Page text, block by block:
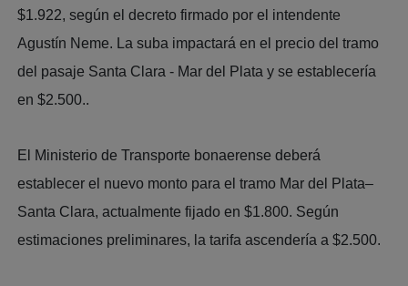
$1.922, según el decreto firmado por el intendente
Agustín Neme. La suba impactará en el precio del tramo
del pasaje Santa Clara - Mar del Plata y se establecería
en $2.500..
El Ministerio de Transporte bonaerense deberá
establecer el nuevo monto para el tramo Mar del Plata–
Santa Clara, actualmente fijado en $1.800. Según
estimaciones preliminares, la tarifa ascendería a $2.500.